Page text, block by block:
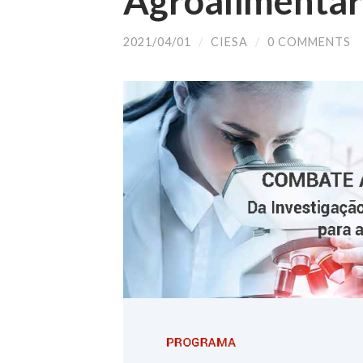
2021/04/01 / CIESA / 0 COMMENTS